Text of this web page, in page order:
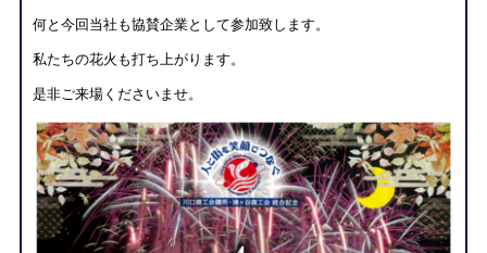
何と今回当社も協賛企業として参加致します。
私たちの花火も打ち上がります。
是非ご来場くださいませ。